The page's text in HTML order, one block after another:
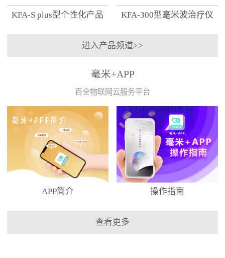
KFA-S plus型个性化产品
KFA-300型毫米波治疗仪
进入产品频道>>
毫米+APP
百全物联网云服务平台
APP简介 操作指南
查看更多